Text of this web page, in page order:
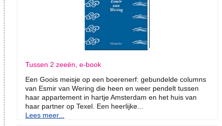
Tussen 2 zeeën, e-book
Een Goois meisje op een boerenerf: gebundelde columns
van Esmir van Wering die heen en weer pendelt tussen
haar appartement in hartje Amsterdam en het huis van
haar partner op Texel. Een heerlijke...
Lees meer...